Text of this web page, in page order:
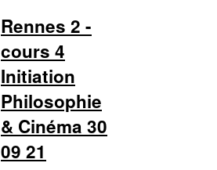
Rennes 2 -
cours 4
Initiation
Philosophie
& Cinéma 30
09 21